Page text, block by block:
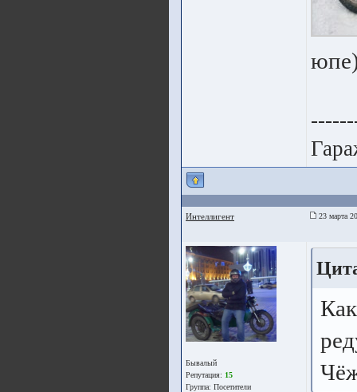
Интеллигент 23 марта
Бывалый
Репутация: 15
Группа: Посетители